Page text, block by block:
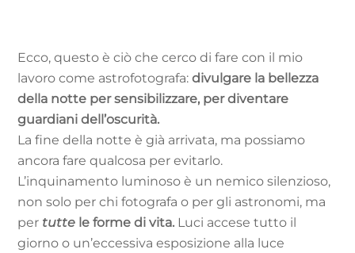
Ecco, questo è ciò che cerco di fare con il mio
lavoro come astrofotografa:divulgare la bellezza
della notte per sensibilizzare, per diventare
guardiani dell’oscurità.
La fine della notte è già arrivata, ma possiamo
ancora fare qualcosa per evitarlo.
L’inquinamento luminoso è un nemico silenzioso,
non solo per chi fotografa o per gli astronomi, ma
per tutte le forme di vita. Luci accese tutto il
giorno o un’eccessiva esposizione alla luce